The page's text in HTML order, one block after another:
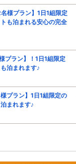
様プラン】1日1組限定
も泊まれる安心の完全
プラン】！1日1組限定
泊まれます♪
プラン】1日1組限定の
まれます♪